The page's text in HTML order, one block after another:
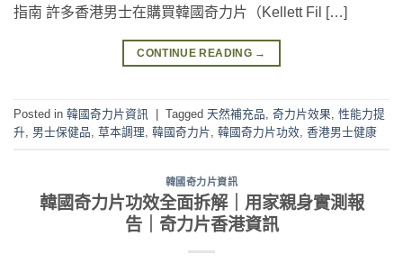
指南 許多香港男士在購買韓國奇力片（Kellett Fil […]
CONTINUE READING →
Posted in 韓國奇力片資訊 Tagged 天然補充品, 奇力片效果, 性能力提
升, 男士保健品, 草本調理, 韓國奇力片, 韓國奇力片功效, 香港男士健康
韓國奇力片資訊
韓國奇力片功效全面拆解｜用家親身實測報
告｜奇力片香港資訊